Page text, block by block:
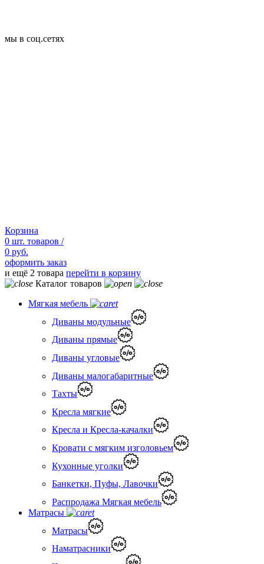
мы в соц.сетях
Корзина
0 шт. товаров /
0 руб.
оформить заказ
и ещё 2 товара перейти в корзину
Каталог товаров
Мягкая мебель
Диваны модульные
Диваны прямые
Диваны угловые
Диваны малогабаритные
Тахты
Кресла мягкие
Кресла и Кресла-качалки
Кровати с мягким изголовьем
Кухонные уголки
Банкетки, Пуфы, Лавочки
Распродажа Мягкая мебель
Матрасы
Матрасы
Наматрасники